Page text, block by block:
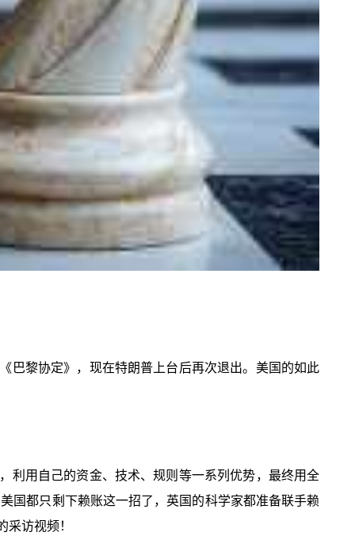
巴黎协定》，现在特朗普上台后再次退出。美国的如此
利用自己的资金、技术、规则等一系列优势，最终用全
国都只剩下赖账这一招了，英国的科学家都准备联手赖
访视频！